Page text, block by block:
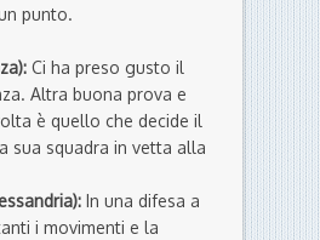
punto.
Ci ha preso gusto il
Altra buona prova e
è quello che decide il
sua squadra in vetta alla
In una difesa a
i movimenti e la